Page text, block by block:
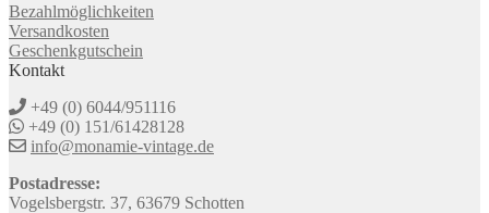
Bezahlmöglichkeiten
Versandkosten
Geschenkgutschein
Kontakt
+49 (0) 6044/951116
+49 (0) 151/61428128
info@monamie-vintage.de
Postadresse:
Vogelsbergstr. 37, 63679 Schotten